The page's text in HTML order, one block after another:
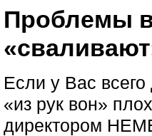
Проблемы в
Если у Вас всего
«из рук вон»
директором